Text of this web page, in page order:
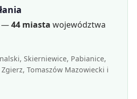
—44 miasta województwa
Skierniewice, Pabianice,
Tomaszów Mazowiecki i